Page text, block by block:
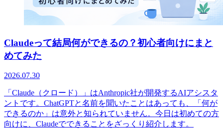
Claudeって結局何ができるの？初心者向けにまと
めてみた
2026.07.30
「Claude（クロード）」はAnthropic社が開発するAIアシスタ
ントです。ChatGPTと名前を聞いたことはあっても、「何が
できるのか」は意外と知られていません。今日は初めての方
向けに、Claudeでできることをざっくり紹介します。